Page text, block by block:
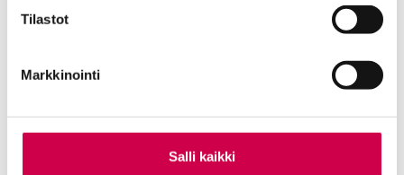
Tilastot
Markkinointi
Salli kaikki
Toimitus
Postiosoite